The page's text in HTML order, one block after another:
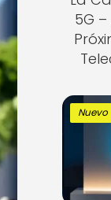
5G
Nuevo